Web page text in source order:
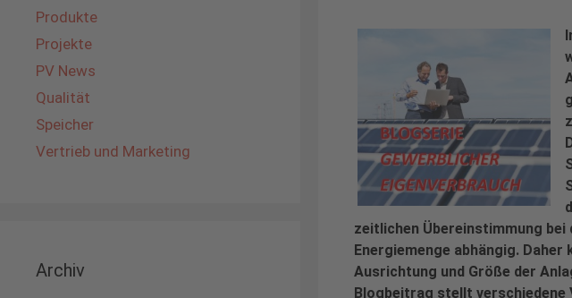
zeitlichen Übereinstimmung
Energiemenge abhängig.
Ausrichtung und Größe der
Blogbeitrag stellt verschiedene
Produkte
Projekte
PV News
Qualität
Speicher
Vertrieb und Marketing
Archiv